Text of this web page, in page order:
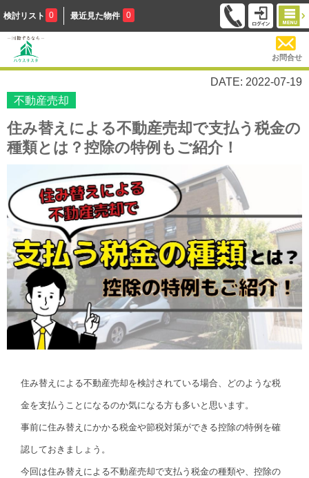
検討リスト 0 最近見た物件 0
お問合せ
DATE: 2022-07-19
不動産売却
住み替えによる不動産売却で支払う税金の
種類とは？控除の特例もご紹介！
住み替えによる不動産売却を検討されている場合、どのような税
金を支払うことになるのか気になる方も多いと思います。
事前に住み替えにかかる税金や節税対策ができる控除の特例を確
認しておきましょう。
今回は住み替えによる不動産売却で支払う税金の種類や、控除の